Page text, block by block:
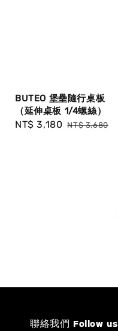
BUTEO 堡壘隨行桌板
（延伸桌板 1/4螺絲）
Sale
NT$ 3,180 Regular
NT$ 3,680
聯絡我們 Follow us